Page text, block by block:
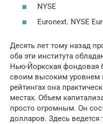
NYSE
Euronext. NYSE
Десять лет тому назад
оба эти института
Нью-Йоркская фондовая
своим высоким уровнем
рейтингах она
местах. Объем
просто огромным. Он
долларов. Здесь ведется